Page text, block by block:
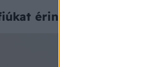
érintő leggyakoribb